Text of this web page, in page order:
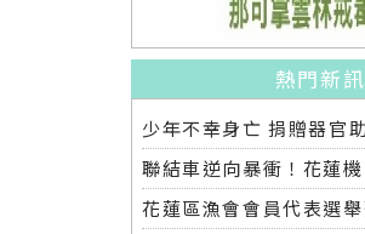
熱門新訊